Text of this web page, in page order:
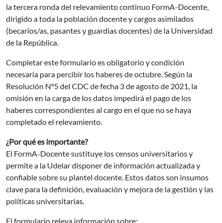
la tercera ronda del relevamiento continuo FormA-Docente,
dirigido a toda la población docente y cargos asimilados
(becarios/as, pasantes y guardias docentes) de la Universidad
de la República.
Completar este formulario es obligatorio y condición
necesaria para percibir los haberes de octubre. Según la
Resolución N°5 del CDC de fecha 3 de agosto de 2021, la
omisión en la carga de los datos impedirá el pago de los
haberes correspondientes al cargo en el que no se haya
completado el relevamiento.
¿Por qué es importante?
El FormA-Docente sustituye los censos universitarios y
permite a la Udelar disponer de información actualizada y
confiable sobre su plantel docente. Estos datos son insumos
clave para la definición, evaluación y mejora de la gestión y las
políticas universitarias.
El formulario releva información sobre: